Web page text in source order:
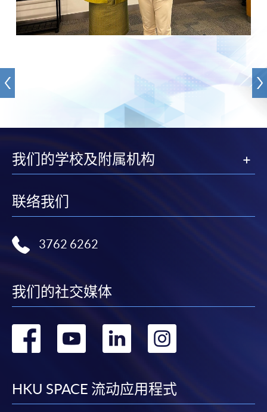
我们的学校及附属机构
联络我们
3762 6262
我们的社交媒体
转
facebook
转
youtube
转
linkedin
HKU SPACE 流动应用程式